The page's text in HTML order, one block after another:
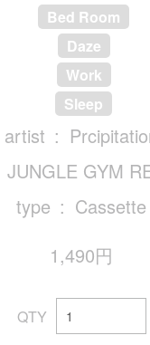
Bed Room
Daze
Work
Sleep
artist
JUNGLE GYM
type
Cassette
1,490円
QTY